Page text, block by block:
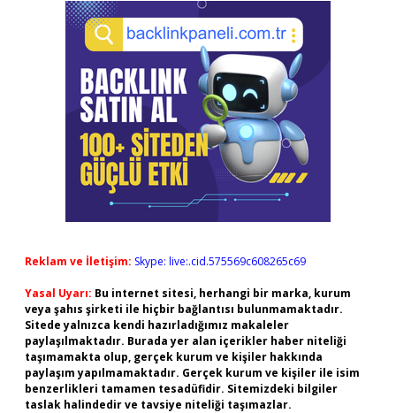
Reklam ve İletişim: Skype: live:.cid.575569c608265c69
Yasal Uyarı: Bu internet sitesi, herhangi bir marka, kurum
veya şahıs şirketi ile hiçbir bağlantısı bulunmamaktadır.
Sitede yalnızca kendi hazırladığımız makaleler
paylaşılmaktadır. Burada yer alan içerikler haber niteliği
taşımamakta olup, gerçek kurum ve kişiler hakkında
paylaşım yapılmamaktadır. Gerçek kurum ve kişiler ile isim
benzerlikleri tamamen tesadüfidir. Sitemizdeki bilgiler
taslak halindedir ve tavsiye niteliği taşımazlar.